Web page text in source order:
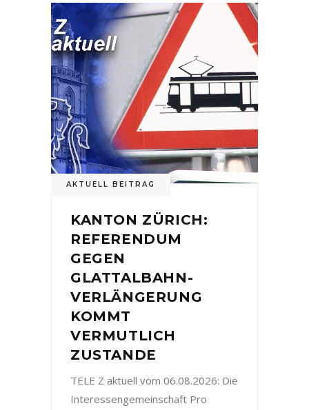
AKTUELL BEITRAG
KANTON ZÜRICH:
REFERENDUM
GEGEN
GLATTALBAHN-
VERLÄNGERUNG
KOMMT
VERMUTLICH
ZUSTANDE
TELE Z aktuell vom 06.08.2026: Die
Interessengemeinschaft Pro